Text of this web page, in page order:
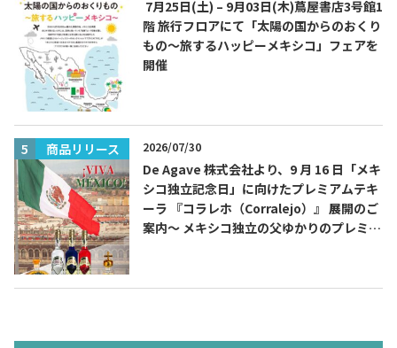
7月25日(土) – 9月03日(木)蔦屋書店3号館1
階 旅行フロアにて「太陽の国からのおくり
もの～旅するハッピーメキシコ」フェアを
開催
商品リリース 2026/07/30
De Agave 株式会社より、9 月 16 日「メキ
シコ独立記念日」に向けたプレミアムテキ
ーラ 『コラレホ（Corralejo）』 展開のご
案内〜 メキシコ独立の父ゆかりのプレミア